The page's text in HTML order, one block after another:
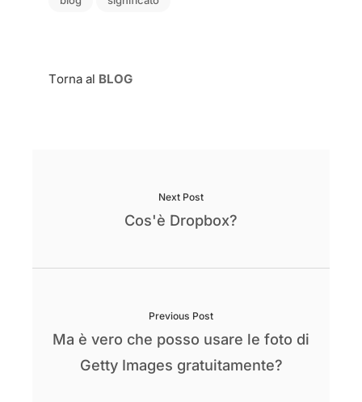
Torna al BLOG
Next Post
Cos'è Dropbox?
Previous Post
Ma è vero che posso usare le foto di
Getty Images gratuitamente?